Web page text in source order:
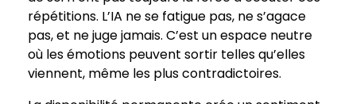
répétitions. L’IA ne se fatigue pas, ne s’agace
pas, et ne juge jamais. C’est un espace neutre
où les émotions peuvent sortir telles qu’elles
viennent, même les plus contradictoires.